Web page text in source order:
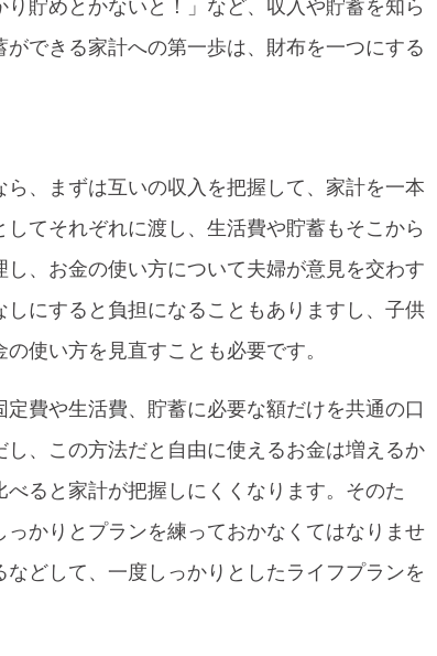
貯めとかないと！」など、収入や貯蓄を知ら
できる家計への第一歩は、財布を一つにする
ら、まずは互いの収入を把握して、家計を一本
てそれぞれに渡し、生活費や貯蓄もそこから
、お金の使い方について夫婦が意見を交わす
にすると負担になることもありますし、子供
使い方を見直すことも必要です。
費や生活費、貯蓄に必要な額だけを共通の口
、この方法だと自由に使えるお金は増えるか
ると家計が把握しにくくなります。そのた
かりとプランを練っておかなくてはなりませ
どして、一度しっかりとしたライフプランを